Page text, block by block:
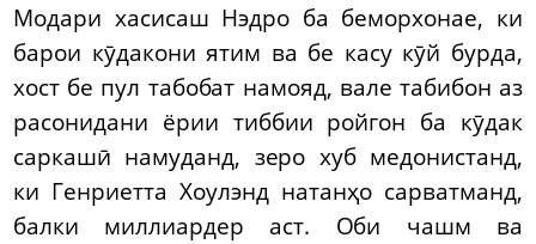
Модари хасисаш Нэдро ба беморхонае, ки
барои кӯдакони ятим ва бе касу кӯй бурда,
хост бе пул табобат намояд, вале табибон аз
расонидани ёрии тиббии ройгон ба кӯдак
саркашӣ намуданд, зеро хуб медонистанд,
ки Генриетта Хоулэнд натанҳо сарватманд,
балки миллиардер аст. Оби чашм ва